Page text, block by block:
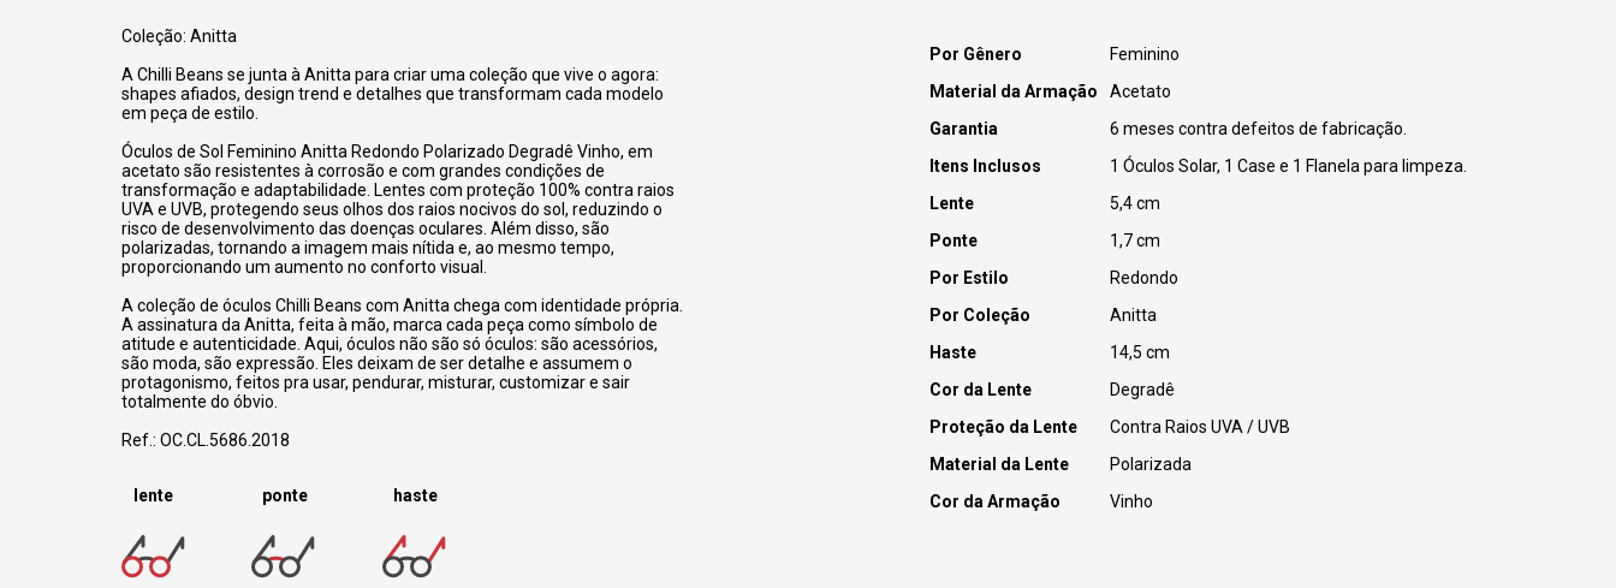
Coleção: Anitta
A Chilli Beans se junta à Anitta para criar uma coleção que vive o agora:
shapes afiados, design trend e detalhes que transformam cada modelo
em peça de estilo.
Óculos de Sol Feminino Anitta Redondo Polarizado Degradê Vinho, em
acetato são resistentes à corrosão e com grandes condições de
transformação e adaptabilidade. Lentes com proteção 100% contra raios
UVA e UVB, protegendo seus olhos dos raios nocivos do sol, reduzindo o
risco de desenvolvimento das doenças oculares. Além disso, são
polarizadas, tornando a imagem mais nítida e, ao mesmo tempo,
proporcionando um aumento no conforto visual.
A coleção de óculos Chilli Beans com Anitta chega com identidade própria.
A assinatura da Anitta, feita à mão, marca cada peça como símbolo de
atitude e autenticidade. Aqui, óculos não são só óculos: são acessórios,
são moda, são expressão. Eles deixam de ser detalhe e assumem o
protagonismo, feitos pra usar, pendurar, misturar, customizar e sair
totalmente do óbvio.
Ref.: OC.CL.5686.2018
lente ponte haste
Por Gênero
Feminino
Material da Armação
Acetato
Garantia
6 meses contra defeitos de fabricação.
Itens Inclusos
1 Óculos Solar, 1 Case e 1 Flanela para limpeza.
Lente
5,4 cm
Ponte
1,7 cm
Por Estilo
Redondo
Por Coleção
Anitta
Haste
14,5 cm
Cor da Lente
Degradê
Proteção da Lente
Contra Raios UVA / UVB
Material da Lente
Polarizada
Cor da Armação
Vinho